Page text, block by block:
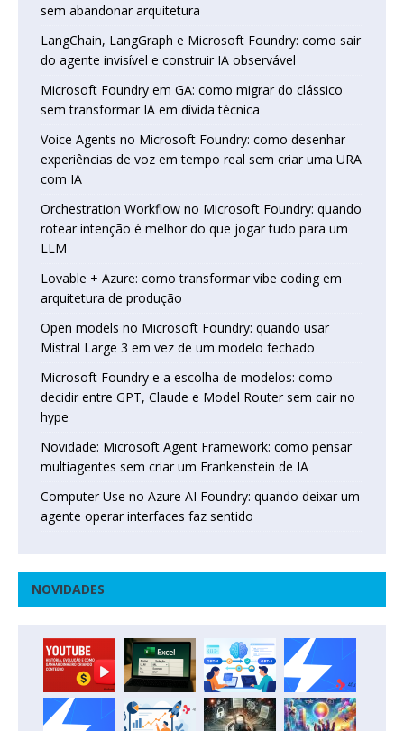
sem abandonar arquitetura
LangChain, LangGraph e Microsoft Foundry: como sair
do agente invisível e construir IA observável
Microsoft Foundry em GA: como migrar do clássico
sem transformar IA em dívida técnica
Voice Agents no Microsoft Foundry: como desenhar
experiências de voz em tempo real sem criar uma URA
com IA
Orchestration Workflow no Microsoft Foundry: quando
rotear intenção é melhor do que jogar tudo para um
LLM
Lovable + Azure: como transformar vibe coding em
arquitetura de produção
Open models no Microsoft Foundry: quando usar
Mistral Large 3 em vez de um modelo fechado
Microsoft Foundry e a escolha de modelos: como
decidir entre GPT, Claude e Model Router sem cair no
hype
Novidade: Microsoft Agent Framework: como pensar
multiagentes sem criar um Frankenstein de IA
Computer Use no Azure AI Foundry: quando deixar um
agente operar interfaces faz sentido
NOVIDADES